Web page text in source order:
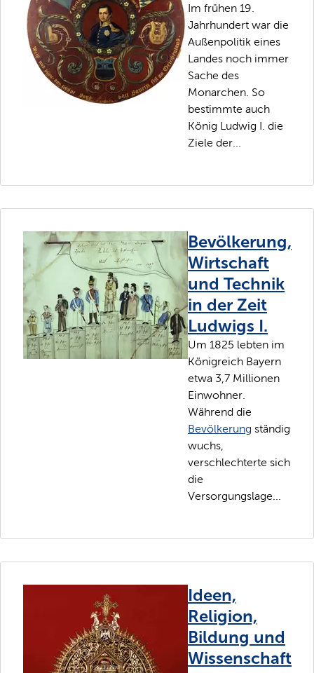
Im frühen 19.
Jahrhundert war die
Außenpolitik eines
Landes noch immer
Sache des
Monarchen. So
bestimmte auch
König Ludwig I. die
Ziele der...
Bevölkerung,
Wirtschaft
und Technik
in der Zeit
Ludwigs I.
Um 1825 lebten im
Königreich Bayern
etwa 3,7 Millionen
Einwohner.
Während die
Bevölkerung ständig
wuchs,
verschlechterte sich
die
Versorgungslage...
Ideen,
Religion,
Bildung und
Wissenschaft